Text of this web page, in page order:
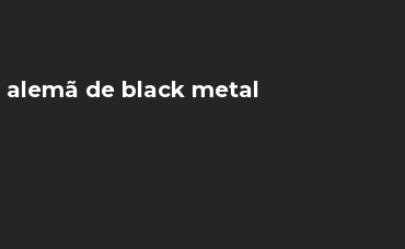
alemã de black metal